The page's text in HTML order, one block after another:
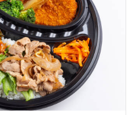
をやさしく包み込んでいて食べや
味は重すぎず、バランスが良いで
く、満足感があります。また頼み
す。
›スタジオ撮影
01/12